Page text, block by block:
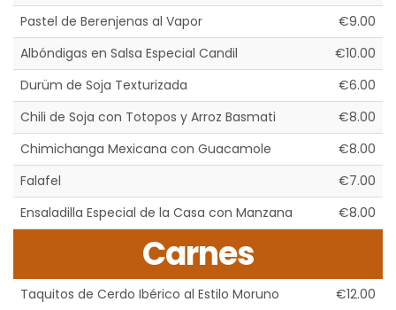
Pastel de Berenjenas al Vapor
€9.00
Albóndigas en Salsa Especial Candil
€10.00
Durüm de Soja Texturizada
€6.00
Chili de Soja con Totopos y Arroz Basmati
€8.00
Chimichanga Mexicana con Guacamole
€8.00
Falafel
€7.00
Ensaladilla Especial de la Casa con Manzana
€8.00
Carnes
Taquitos de Cerdo Ibérico al Estilo Moruno
€12.00